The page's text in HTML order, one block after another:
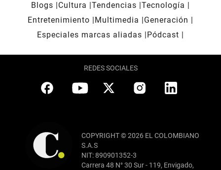
Blogs
Cultura Tendencias Tecnología
Entretenimiento
Multimedia
Generación
Especiales marcas aliadas
Pódcast
REDES SOCIALES
COPYRIGHT © 2026 EL COLOMBIANO
S.A.S
NIT: 890901352-3
Carrera 48 N° 30 Sur - 119, Envigado,